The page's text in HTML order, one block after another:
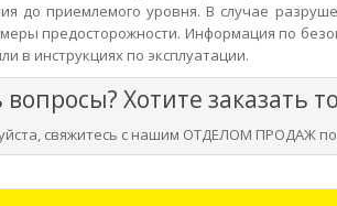
до приемлемого уровня. В случае
предосторожности. Информация по
в инструкциях по эксплуатации.
вопросы? Хотите заказать
свяжитесь с нашим ОТДЕЛОМ ПРОДАЖ по